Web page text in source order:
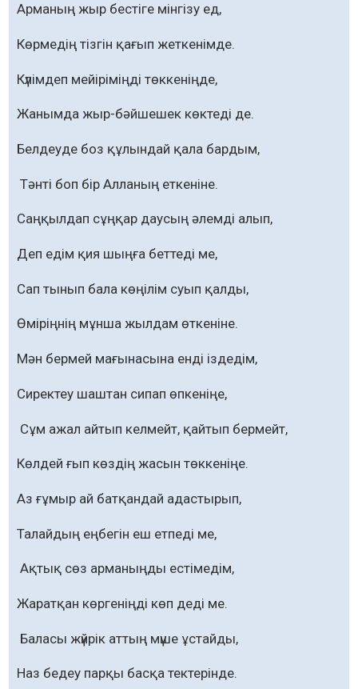
Арманың жыр бестіге мінгізу ед,
Көрмедің тізгін қағып жеткенімде.
Күлімдеп мейіріміңді төккеніңде,
Жанымда жыр-бәйшешек көктеді де.
Белдеуде боз құлындай қала бардым,
Тәнті боп бір Алланың еткеніне.
Саңқылдап сұңқар даусың әлемді алып,
Деп едім қия шыңға беттеді ме,
Сап тынып бала көңілім суып қалды,
Өміріңнің мұнша жылдам өткеніне.
Мән бермей мағынасына енді іздедім,
Сиректеу шаштан сипап өпкеніңе,
Сұм ажал айтып келмейт, қайтып бермейт,
Көлдей ғып көздің жасын төккеніңе.
Аз ғұмыр ай батқандай адастырып,
Талайдың еңбегін еш етпеді ме,
Ақтық сөз арманыңды естімедім,
Жаратқан көргеніңді көп деді ме.
Баласы жүйрік аттың мүше ұстайды,
Наз бедеу парқы басқа тектерінде.